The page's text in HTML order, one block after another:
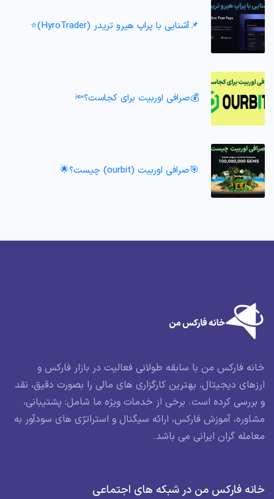
📌آشنایی با پراپ هیرو تریدر (HyroTrader)⭐️
💰صرافی اوربیت برای کجاست؟🔦
🎯صرافی اوربیت (ourbit) چیست؟🌟
خانه فارکس من با سابقه طولانی فعالیت در بازار فارکس و
ارزهای دیجیتال، بهترین کارگزاری های مالی را بصورت دقیق، نقد
و بررسی کرده است. برخی از خدمات ویژه ما شامل: پشتیبانی،
مشاوره، آموزش فارکس، ارائه سیگنال و استراتژی های سودآور به
معامله گران ایرانی می باشد.
خانه فارکس من در شبکه های اجتماعی